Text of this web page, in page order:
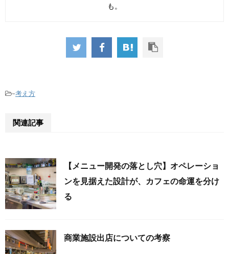
も。
-考え方
関連記事
【メニュー開発の落とし穴】オペレーショ
ンを見据えた設計が、カフェの命運を分け
る
商業施設出店についての考察